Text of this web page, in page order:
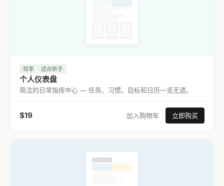
效率 适合新手
个人仪表盘
简洁的日常指挥中心 — 任务、习惯、目标和日历一览无遗。
$19 加入购物车 立即购买